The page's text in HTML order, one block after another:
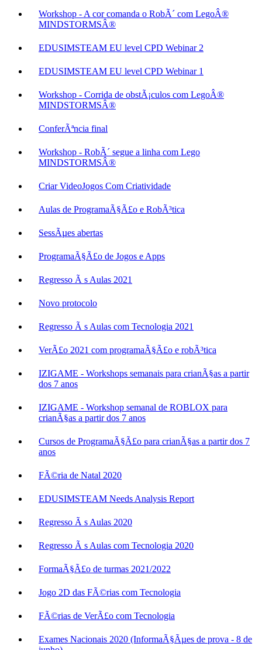
Workshop - A cor comanda o RobÃ´ com LegoÂ®
MINDSTORMSÂ®
EDUSIMSTEAM EU level CPD Webinar 2
EDUSIMSTEAM EU level CPD Webinar 1
Workshop - Corrida de obstÃ¡culos com LegoÂ®
MINDSTORMSÂ®
ConferÃªncia final
Workshop - RobÃ´ segue a linha com Lego
MINDSTORMSÂ®
Criar VideoJogos Com Criatividade
Aulas de ProgramaÃ§Ã£o e RobÃ³tica
SessÃµes abertas
ProgramaÃ§Ã£o de Jogos e Apps
Regresso Ã s Aulas 2021
Novo protocolo
Regresso Ã s Aulas com Tecnologia 2021
VerÃ£o 2021 com programaÃ§Ã£o e robÃ³tica
IZIGAME - Workshops semanais para crianÃ§as a partir
dos 7 anos
IZIGAME - Workshop semanal de ROBLOX para
crianÃ§as a partir dos 7 anos
Cursos de ProgramaÃ§Ã£o para crianÃ§as a partir dos 7
anos
FÃ©ria de Natal 2020
EDUSIMSTEAM Needs Analysis Report
Regresso Ã s Aulas 2020
Regresso Ã s Aulas com Tecnologia 2020
FormaÃ§Ã£o de turmas 2021/2022
Jogo 2D das FÃ©rias com Tecnologia
FÃ©rias de VerÃ£o com Tecnologia
Exames Nacionais 2020 (InformaÃ§Ãµes de prova - 8 de